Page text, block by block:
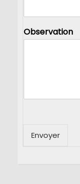
Observation
Envoyer